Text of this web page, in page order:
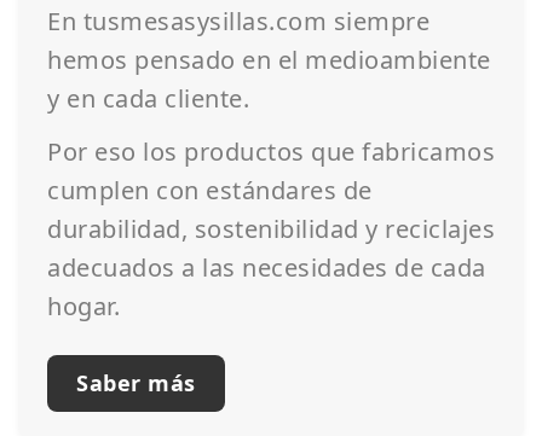
En tusmesasysillas.com siempre
hemos pensado en el medioambiente
y en cada cliente.
Por eso los productos que fabricamos
cumplen con estándares de
durabilidad, sostenibilidad y reciclajes
adecuados a las necesidades de cada
hogar.
Saber más